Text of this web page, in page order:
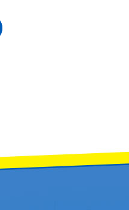
ที่(แม่บ้าน)
กงานสถานที่ (แม่บ้าน) จำนวน ๑๓ อัตรา